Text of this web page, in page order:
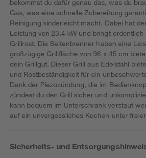
bekommst du dafür genau das, was du
Gas, was eine schnelle Zubereitung
Reinigung kinderleicht macht. Dabei hat
Leistung von 23,4 kW und bringt ordentlich
Grillrost. Die Seitenbrenner haben eine
großzügige Grillfläche von 96 x 45 cm
dein Grillgut. Dieser Grill aus Edelstahl
und Rostbeständigkeit für ein
Dank der Piezozündung, die im
zündest du den Grill sicher und
kann bequem im Unterschrank verstaut
auf ein unvergessliches Kochen unter
Sicherheits- und